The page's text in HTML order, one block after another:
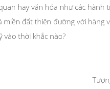
hay văn hóa như các
miền đất thiên đường với hàng
vào thời khắc nào?